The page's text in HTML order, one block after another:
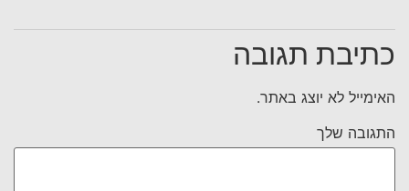
כתיבת תגובה
האימייל לא יוצג באתר.
התגובה שלך